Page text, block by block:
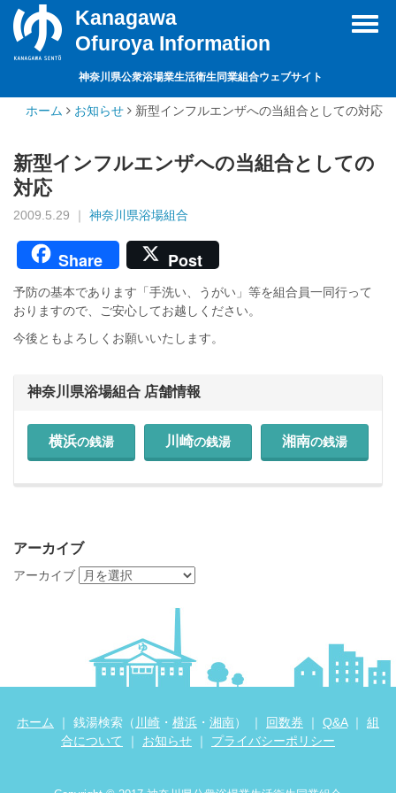
Kanagawa
Ofuroya Information
神奈川県公衆浴場業生活衛生同業組合ウェブサイト
ホーム お知らせ 新型インフルエンザへの当組合としての対応
新型インフルエンザへの当組合としての
対応
2009.5.29 ｜ 神奈川県浴場組合
Share Post
予防の基本であります「手洗い、うがい」等を組合員一同行って
おりますので、ご安心してお越しください。
今後ともよろしくお願いいたします。
神奈川県浴場組合 店舗情報
横浜の銭湯 川崎の銭湯 湘南の銭湯
アーカイブ
アーカイブ
ホーム ｜ 銭湯検索（ 川崎 ・ 横浜 ・ 湘南） ｜ 回数券 ｜ Q&A｜ 組
合について
｜ お知らせ ｜ プライバシーポリシー